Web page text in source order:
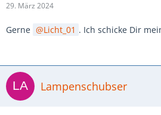
29. März 2024
Gerne Licht_01 . Ich schicke Dir
Lampenschubser